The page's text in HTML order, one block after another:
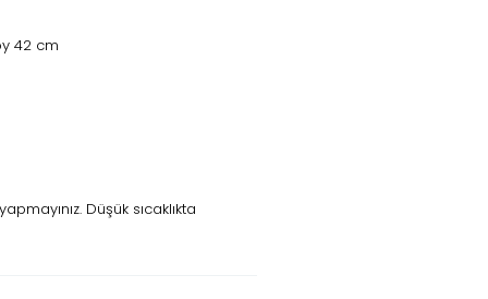
42 cm
Düşük sıcaklıkta